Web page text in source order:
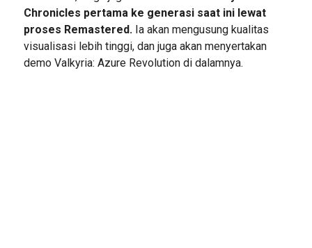
Chronicles pertama ke generasi saat ini lewat
proses Remastered.Ia akan mengusung kualitas
visualisasi lebih tinggi, dan juga akan menyertakan
demo Valkyria: Azure Revolution di dalamnya.